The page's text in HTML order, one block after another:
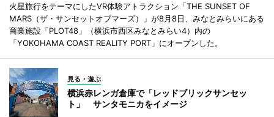
火星旅行をテーマにしたVR体験アトラクション「THE SUNSET OF
MARS（ザ・サンセットオブマーズ）」が8月8日、みなとみらいにある
商業施設「PLOT48」（横浜市西区みなとみらい4）内の
「YOKOHAMA COAST REALITY PORT」にオープンした。
見る・遊ぶ
横浜赤レンガ倉庫で「レッドブリックサンセッ
ト」 サンタモニカをイメージ